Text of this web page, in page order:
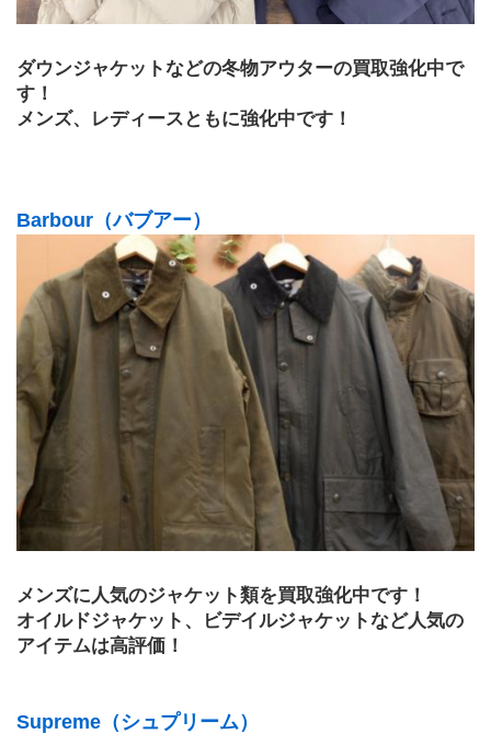
ダウンジャケットなどの冬物アウターの買取強化中で
す！
メンズ、レディースともに強化中です！
Barbour（バブアー）
メンズに人気のジャケット類を買取強化中です！
オイルドジャケット、ビデイルジャケットなど人気の
アイテムは高評価！
Supreme（シュプリーム）